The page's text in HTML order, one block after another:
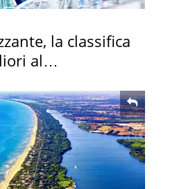
la classifica
al